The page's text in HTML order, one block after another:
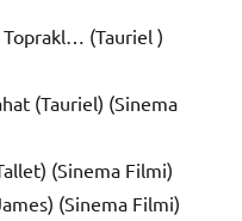
Toprakl… (Tauriel )
(Tauriel) (Sinema
(Sinema Filmi)
(Sinema Filmi)